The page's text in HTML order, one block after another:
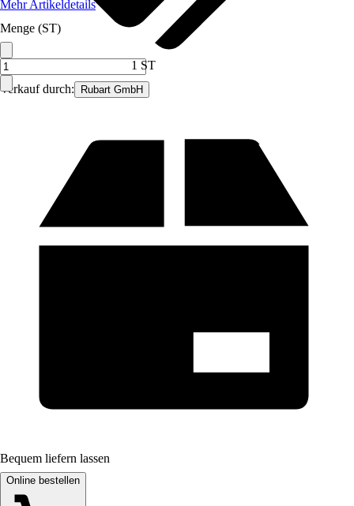
Verkauf durch: Rubart GmbH
Mehr Artikeldetails
Menge (ST)
1 ST
Bequem liefern lassen
Online bestellen